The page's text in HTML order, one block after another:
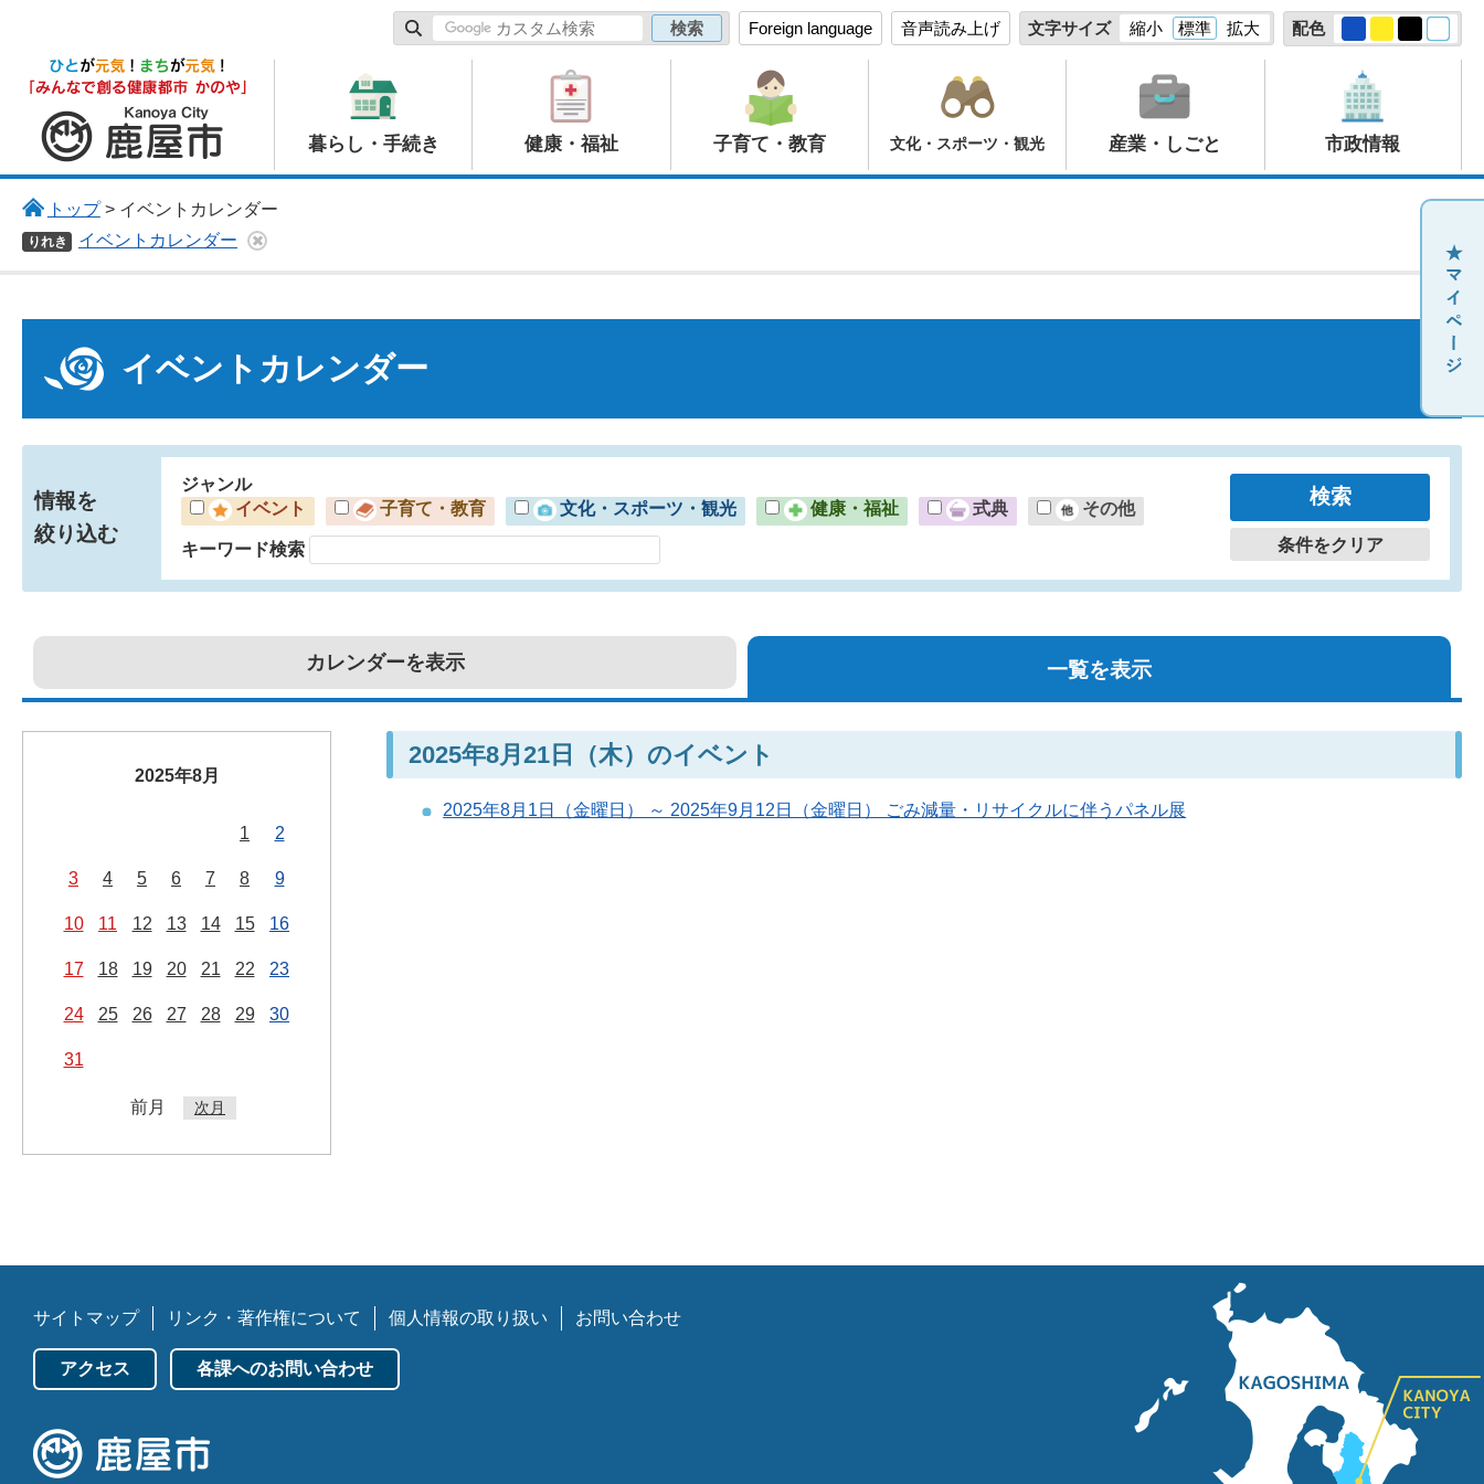
Foreign language 音声読み上げ 文字サイズ 縮小 標準 拡大 配色
鹿屋市
暮らし・手続き 健康・福祉 子育て・教育 文化・スポーツ・観光 産業・しごと 市政情報
トップ> イベントカレンダー
りれき イベントカレンダー
イベントカレンダー
情報を
絞り込む
ジャンル
イベント
子育て・教育 文化・スポーツ・観光 健康・福祉 式典 その他
キーワード検索 条件をクリア
カレンダーを表示 一覧を表示
2025年8月
1 2
3 4 5 6 7 8 9
10 11 12 13 14 15 16
17 18 19 20 21 22 23
24 25 26 27 28 29 30
31
前月 次月
2025年8月21日（木）のイベント
2025年8月1日（金曜日） ～ 2025年9月12日（金曜日） ごみ減量・リサイクルに伴うパネル展
サイトマップ リンク・著作権について 個人情報の取り扱い お問い合わせ
アクセス 各課へのお問い合わせ